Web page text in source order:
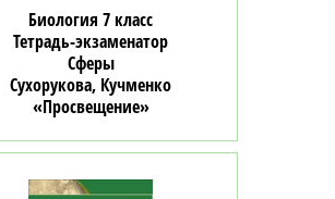
Биология 7 класс
Тетрадь-экзаменатор
Сферы
Сухорукова, Кучменко
«Просвещение»